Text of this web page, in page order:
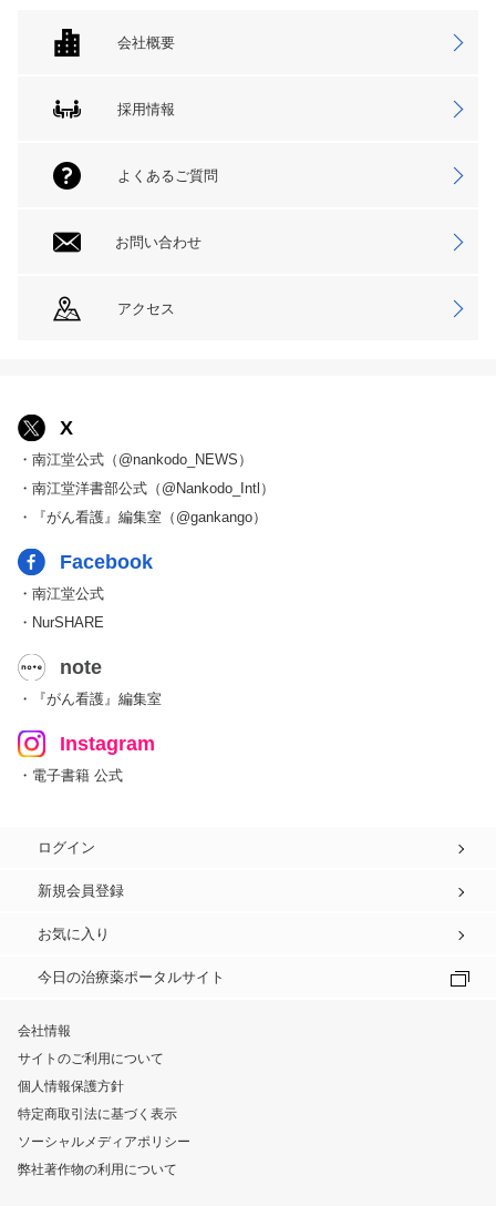
会社概要
採用情報
よくあるご質問
お問い合わせ
アクセス
X
・南江堂公式（@nankodo_NEWS）
・南江堂洋書部公式（@Nankodo_Intl）
・『がん看護』編集室（@gankango）
Facebook
・南江堂公式
・NurSHARE
note
・『がん看護』編集室
Instagram
・電子書籍 公式
ログイン
新規会員登録
お気に入り
今日の治療薬ポータルサイト
会社情報
サイトのご利用について
個人情報保護方針
特定商取引法に基づく表示
ソーシャルメディアポリシー
弊社著作物の利用について